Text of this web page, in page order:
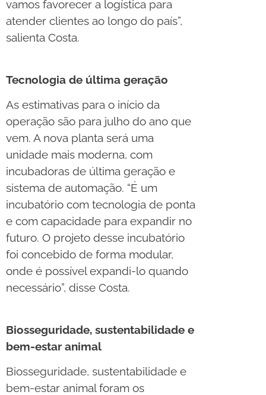
vamos favorecer a logística para
atender clientes ao longo do país”,
salienta Costa.
Tecnologia de última geração
As estimativas para o início da
operação são para julho do ano que
vem. A nova planta será uma
unidade mais moderna, com
incubadoras de última geração e
sistema de automação. “É um
incubatório com tecnologia de ponta
e com capacidade para expandir no
futuro. O projeto desse incubatório
foi concebido de forma modular,
onde é possível expandi-lo quando
necessário”, disse Costa.
Biosseguridade, sustentabilidade e
bem-estar animal
Biosseguridade, sustentabilidade e
bem-estar animal foram os